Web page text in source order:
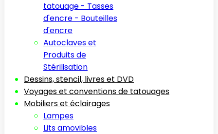
tatouage - Tasses
d'encre - Bouteilles
d'encre
Autoclaves et
Produits de
Stérilisation
Dessins, stencil, livres et DVD
Voyages et conventions de tatouages
Mobiliers et éclairages
Lampes
Lits amovibles